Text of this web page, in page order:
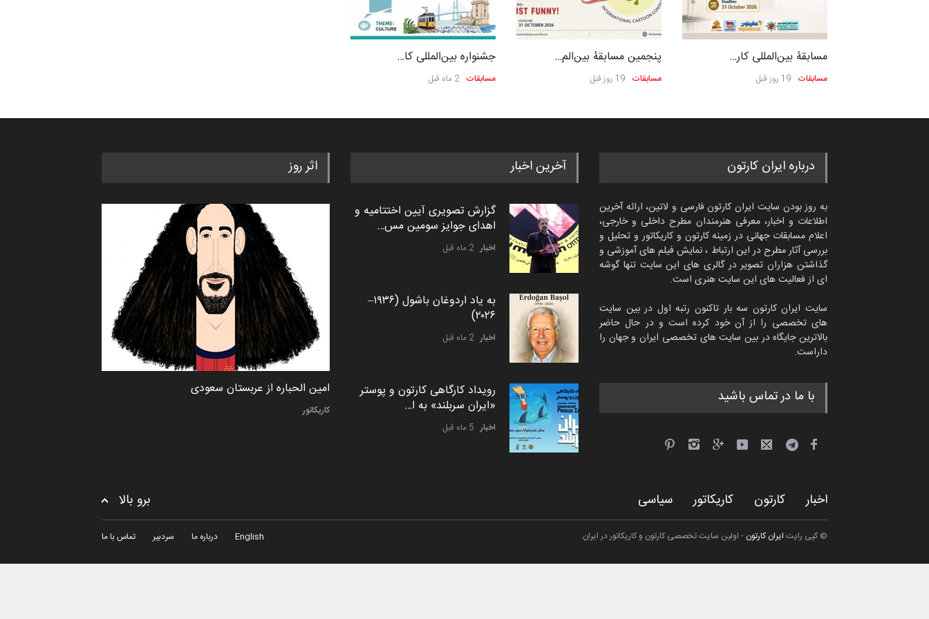
جشنواره بین‌المللی کا…
مسابقات 2 ماه قبل
پنجمین مسابقۀ بین‌الم…
مسابقات 19 روز قبل
مسابقۀ بین‌المللی کار…
مسابقات 19 روز قبل
مهلت
بیست و هشتمین مسابقه
بین‌المللی آزاد طراحی ط…
مهلت 8 روز دیگر
درباره ایران کارتون
به روز بودن سایت ایران کارتون فارسی و لاتین، ارائه آخرین
اطلاعات و اخبار، معرفی هنرمندان مطرح داخلی و خارجی،
اعلام مسابقات جهانی در زمینه کارتون و کاریکاتور و تحلیل و
بررسی آثار مطرح در این ارتباط ، نمایش فیلم های آموزشی و
گذاشتن هزاران تصویر در گالری های این سایت تنها گوشه
ای از فعالیت های این سایت هنری است.
سایت ایران کارتون سه بار تاکنون رتبه اول در بین سایت
های تخصصی را از آن خود کرده است و در حال حاضر
بالاترین جایگاه در بین سایت های تخصصی ایران و جهان را
داراست.
با ما در تماس باشید
آخرین اخبار
گزارش تصویری آیین اختتامیه و
اهدای جوایز سومین مس…
اخبار 2 ماه قبل
به یاد اردوغان باشول (۱۹۳۶–
۲۰۲۶)
اخبار 2 ماه قبل
رویداد کارگاهی کارتون و پوستر
«ایران سربلند» به ا…
اخبار 5 ماه قبل
اخبار 6 ماه قبل
اثر روز
امین الحباره از عربستان سعودی
کاریکاتور
سعد المهندی از قطر
سیاسی
دمیر نواک از کرواسی
کارتون
اخبار کارتون کاریکاتور سیاسی برو بالا
© کپی رایت ایران کارتون - اولین سایت تخصصی کارتون و کاریکاتور در ایران. English درباره ما سردبیر تماس با ما